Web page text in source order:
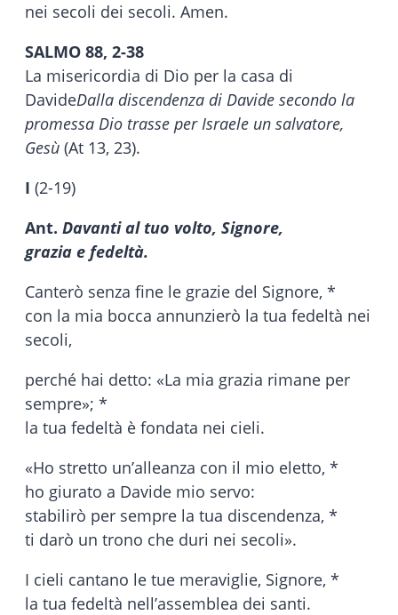
nei secoli dei secoli. Amen.
SALMO 88, 2-38
La misericordia di Dio per la casa di
DavideDalla discendenza di Davide secondo la
promessa Dio trasse per Israele un salvatore,
Gesù (At 13, 23).
I (2-19)
Ant. Davanti al tuo volto, Signore,
grazia e fedeltà.
Canterò senza fine le grazie del Signore, *
con la mia bocca annunzierò la tua fedeltà nei
secoli,
perché hai detto: «La mia grazia rimane per
sempre»; *
la tua fedeltà è fondata nei cieli.
«Ho stretto un’alleanza con il mio eletto, *
ho giurato a Davide mio servo:
stabilirò per sempre la tua discendenza, *
ti darò un trono che duri nei secoli».
I cieli cantano le tue meraviglie, Signore, *
la tua fedeltà nell’assemblea dei santi.